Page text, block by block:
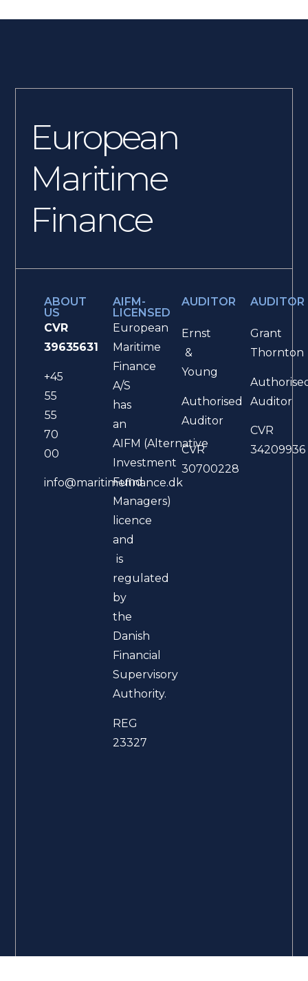
European
Maritime
Finance
ABOUT
US
CVR
39635631
+45
55
55
70
00
info@maritimefinance.dk
AIFM-
LICENSED
European
Maritime
Finance
A/S
has
an
AIFM (Alternative
Investment
Fund
Managers)
licence
and
is
regulated
by
the
Danish
Financial
Supervisory
Authority.
REG
23327
AUDITOR
Ernst
&
Young
Authorised
Auditor
CVR
30700228
AUDITOR
Grant
Thornton
Auditor
CVR
34209936